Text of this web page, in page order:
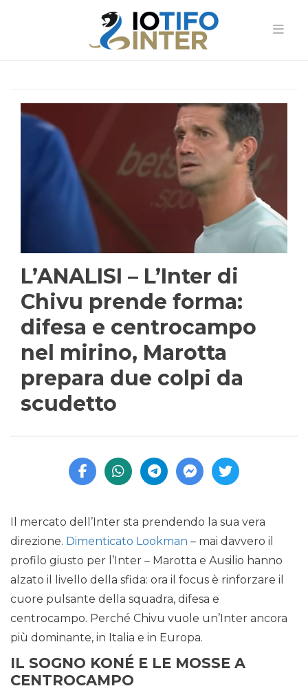
L’ANALISI – L’Inter di
Chivu prende forma:
difesa e centrocampo
nel mirino, Marotta
prepara due colpi da
scudetto
Il mercato dell’Inter sta prendendo la sua vera
direzione. Dimenticato Lookman – mai davvero il
profilo giusto per l’Inter – Marotta e Ausilio hanno
alzato il livello della sfida: ora il focus è rinforzare il
cuore pulsante della squadra, difesa e
centrocampo. Perché Chivu vuole un’Inter ancora
più dominante, in Italia e in Europa.
IL SOGNO KONÉ E LE MOSSE A
CENTROCAMPO